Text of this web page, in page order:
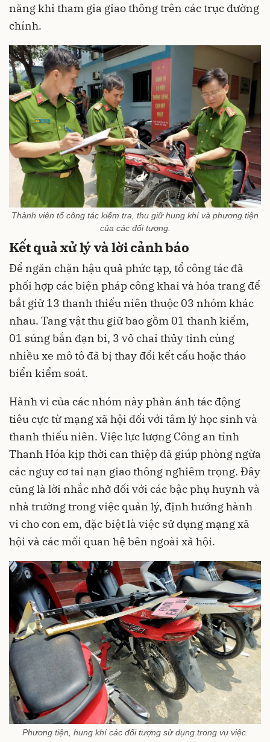
năng khi tham gia giao thông trên các trục đường
chính.
Thành viên tổ công tác kiểm tra, thu giữ hung khí và phương tiện
của các đối tượng.
Kết quả xử lý và lời cảnh báo
Để ngăn chặn hậu quả phức tạp, tổ công tác đã
phối hợp các biện pháp công khai và hóa trang để
bắt giữ 13 thanh thiếu niên thuộc 03 nhóm khác
nhau. Tang vật thu giữ bao gồm 01 thanh kiếm,
01 súng bắn đạn bi, 3 vỏ chai thủy tinh cùng
nhiều xe mô tô đã bị thay đổi kết cấu hoặc tháo
biển kiểm soát.
Hành vi của các nhóm này phản ánh tác động
tiêu cực từ mạng xã hội đối với tâm lý học sinh và
thanh thiếu niên. Việc lực lượng Công an tỉnh
Thanh Hóa kịp thời can thiệp đã giúp phòng ngừa
các nguy cơ tai nạn giao thông nghiêm trọng. Đây
cũng là lời nhắc nhở đối với các bậc phụ huynh và
nhà trường trong việc quản lý, định hướng hành
vi cho con em, đặc biệt là việc sử dụng mạng xã
hội và các mối quan hệ bên ngoài xã hội.
Phương tiện, hung khí các đối tượng sử dụng trong vụ việc.